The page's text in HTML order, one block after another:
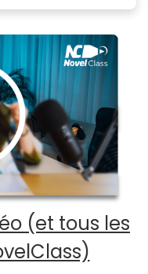
(et tous les